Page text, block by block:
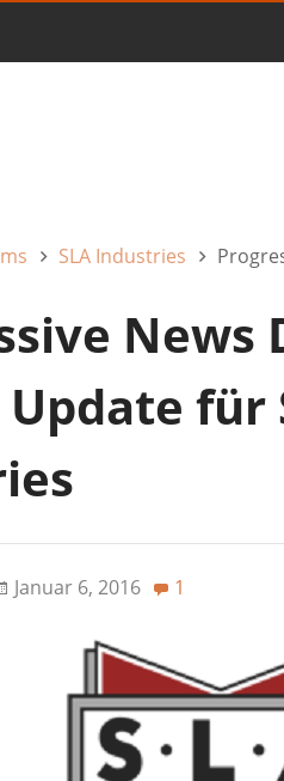
SLA Industries
News
für
Januar 6, 2016 1